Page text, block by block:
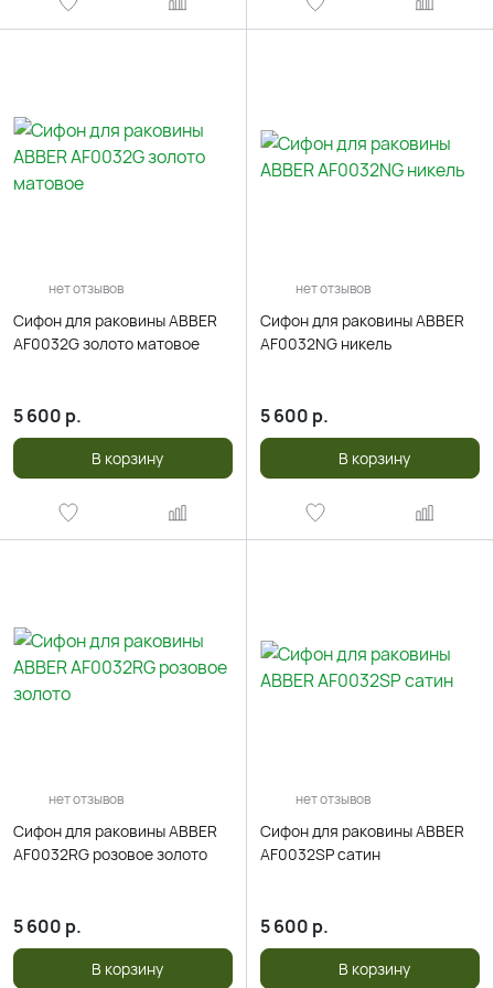
нет отзывов
Сифон для раковины ABBER
AF0032G золото матовое
5 600 р.
В корзину
нет отзывов
Сифон для раковины ABBER
AF0032NG никель
5 600 р.
В корзину
нет отзывов
Сифон для раковины ABBER
AF0032RG розовое золото
5 600 р.
В корзину
нет отзывов
Сифон для раковины ABBER
AF0032SP сатин
5 600 р.
В корзину